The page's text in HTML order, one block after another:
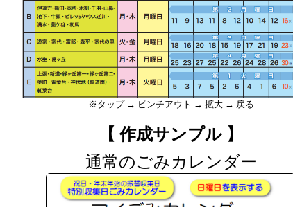
※タップ → ピンチアウト → 拡大 → 戻る
【 作成サンプル 】
通常のごみカレンダー